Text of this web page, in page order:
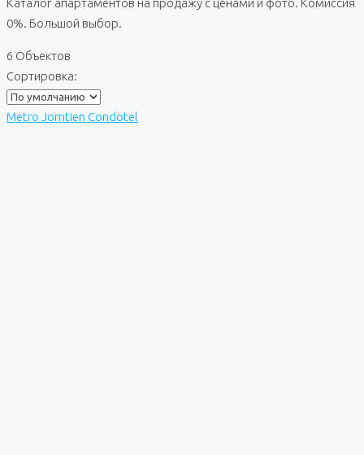
0%. Большой выбор.
6 Объектов
Сортировка:
Metro Jomtien Condotel